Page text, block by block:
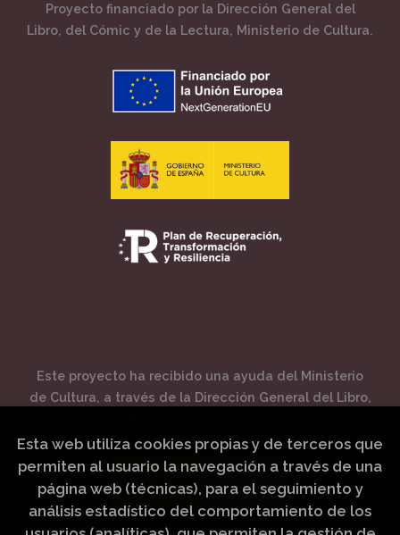
Proyecto financiado por la Dirección General del
Libro, del Cómic y de la Lectura, Ministerio de Cultura.
Este proyecto ha recibido una ayuda del Ministerio
de Cultura, a través de la Dirección General del Libro,
Esta web utiliza cookies propias y de terceros que
permiten al usuario la navegación a través de una
página web (técnicas), para el seguimiento y
análisis estadístico del comportamiento de los